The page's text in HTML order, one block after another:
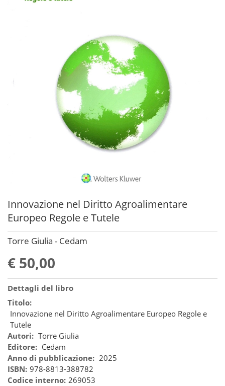
Innovazione nel Diritto Agroalimentare
Europeo Regole e Tutele
Torre Giulia - Cedam
€ 50,00
Dettagli del libro
Titolo:
Innovazione nel Diritto Agroalimentare Europeo Regole e
Tutele
Autori: Torre Giulia
Editore: Cedam
Anno di pubblicazione: 2025
ISBN: 978-8813-388782
Codice interno: 269053